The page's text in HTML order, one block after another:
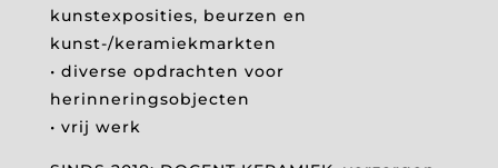
kunstexposities, beurzen en
kunst-/keramiekmarkten
• diverse opdrachten voor
herinneringsobjecten
• vrij werk